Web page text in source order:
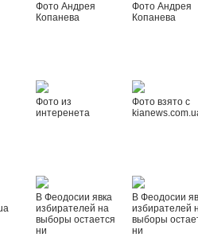
Фото Андрея
Копанева
Фото Андрея
Копанева
Фото из
интеренета
Фото взято с
В Феодосии явка
избирателей на
выборы остается
ни
В Феодосии
избирателей
выборы
ни